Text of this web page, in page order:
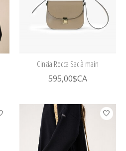
Cinzia Rocca Sac à main
595,00$CA